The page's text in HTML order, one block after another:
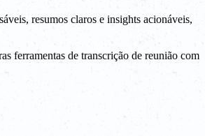
resumos claros e insights acionáveis,
ferramentas de transcrição de reunião com